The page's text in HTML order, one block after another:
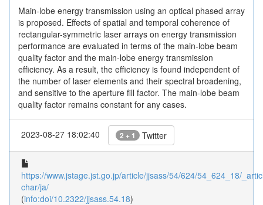
Main-lobe energy transmission using an optical phased array
is proposed. Effects of spatial and temporal coherence of
rectangular-symmetric laser arrays on energy transmission
performance are evaluated in terms of the main-lobe beam
quality factor and the main-lobe energy transmission
efficiency. As a result, the efficiency is found independent of
the number of laser elements and their spectral broadening,
and sensitive to the aperture fill factor. The main-lobe beam
quality factor remains constant for any cases.
2023-08-27 18:02:40 2 + 1 Twitter
https://www.jstage.jst.go.jp/article/jjsass/54/624/54_624_18/
char/ja/
(info:doi/10.2322/jjsass.54.18)